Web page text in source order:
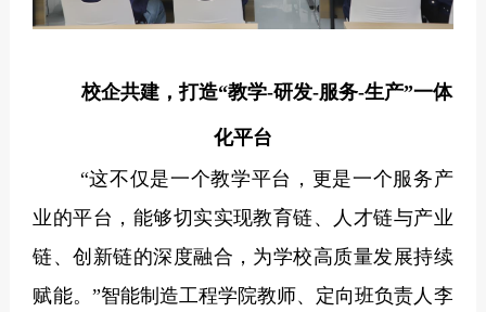
校企共建，打造“教学-研发-服务-生产”一体
化平台
“这不仅是一个教学平台，更是一个服务产
业的平台，能够切实实现教育链、人才链与产业
链、创新链的深度融合，为学校高质量发展持续
赋能。”智能制造工程学院教师、定向班负责人李